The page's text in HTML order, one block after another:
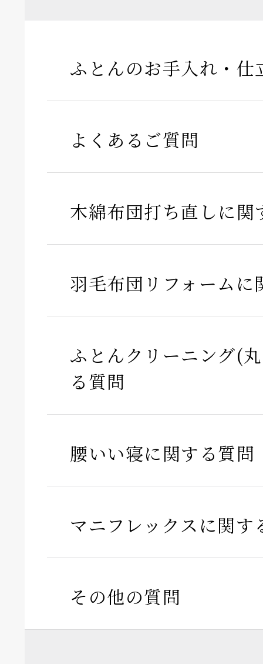
ふとんのお手入れ・仕
よくあるご質問
木綿布団打ち直しに関
羽毛布団リフォームに
ふとんクリーニング(
る質問
腰いい寝に関する質問
マニフレックスに関す
その他の質問